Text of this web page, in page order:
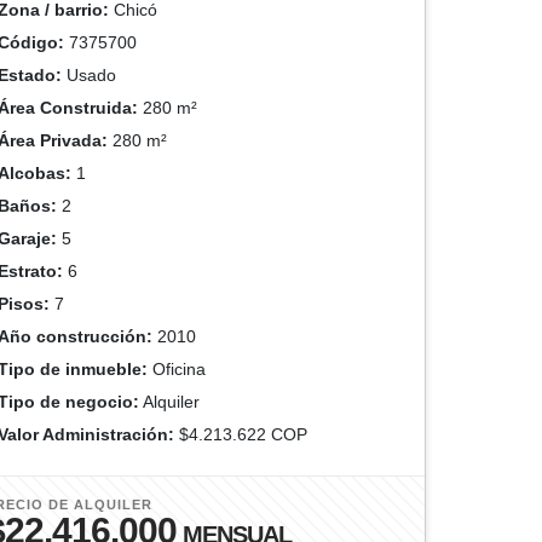
/ barrio: Chicó
7375700
Usado
Construida: 280 m²
Privada: 280 m²
1
2
5
6
7
construcción: 2010
de inmueble: Oficina
de negocio: Alquiler
Administración: $4.213.622 COP
DE ALQUILER
MENSUAL